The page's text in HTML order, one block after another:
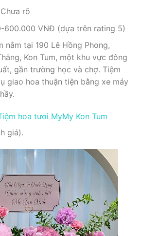
rõ
600.000 VNĐ (dựa trên rating 5)
nằm tại 190 Lê Hồng Phong,
Kon Tum, một khu vực đông
gần trường học và chợ. Tiệm
giao hoa thuận tiện bằng xe máy
hoa tươi MyMy Kon Tum
giá).